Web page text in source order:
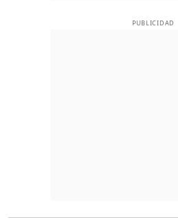
PUBLICIDAD